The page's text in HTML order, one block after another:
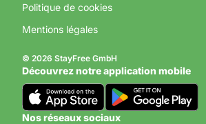
Politique de cookies
Mentions légales
© 2026 StayFree GmbH
Découvrez notre application mobile
Nos réseaux sociaux